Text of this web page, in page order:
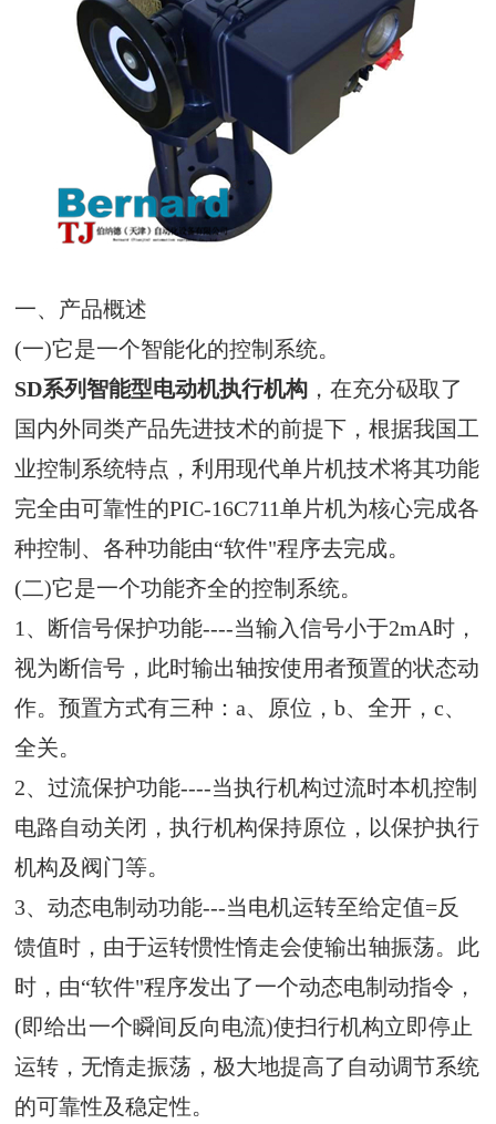
一、产品概述
(一)它是一个智能化的控制系统。
SD系列智能型电动机执行机构 ，在充分砐取了
国内外同类产品先进技术的前提下，根据我国工
业控制系统特点，利用现代单片机技术将其功能
完全由可靠性的PIC-16C711单片机为核心完成各
种控制、各种功能由“软件"程序去完成。
(二)它是一个功能齐全的控制系统。
1、断信号保护功能----当输入信号小于2mA时，
视为断信号，此时输出轴按使用者预置的状态动
作。预置方式有三种：a、原位，b、全开，c、
全关。
2、过流保护功能----当执行机构过流时本机控制
电路自动关闭，执行机构保持原位，以保护执行
机构及阀门等。
3、动态电制动功能---当电机运转至给定值=反
馈值时，由于运转惯性惰走会使输出轴振荡。此
时，由“软件"程序发出了一个动态电制动指令，
(即给出一个瞬间反向电流)使扫行机构立即停止
运转，无惰走振荡，极大地提高了自动调节系统
的可靠性及稳定性。